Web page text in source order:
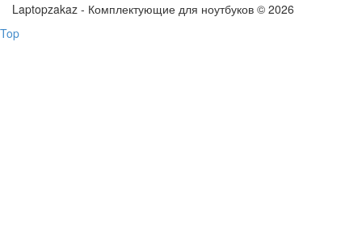
Laptopzakaz - Комплектующие для ноутбуков © 2026
Top